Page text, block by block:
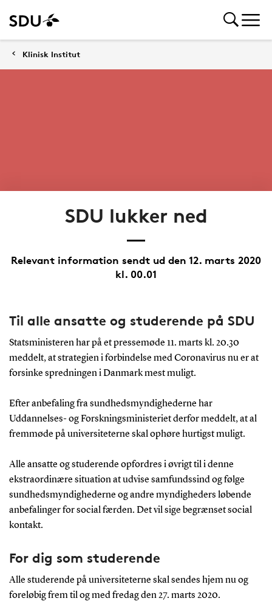
Klinisk Institut
SDU lukker ned
Relevant information sendt ud den 12. marts 2020
kl. 00.01
Til alle ansatte og studerende på SDU
Statsministeren har på et pressemøde 11. marts kl. 20.30
meddelt, at strategien i forbindelse med Coronavirus nu er at
forsinke spredningen i Danmark mest muligt.
Efter anbefaling fra sundhedsmyndighederne har
Uddannelses- og Forskningsministeriet derfor meddelt, at al
fremmøde på universiteterne skal ophøre hurtigst muligt.
Alle ansatte og studerende opfordres i øvrigt til i denne
ekstraordinære situation at udvise samfundssind og følge
sundhedsmyndighederne og andre myndigheders løbende
anbefalinger for social færden. Det vil sige begrænset social
kontakt.
For dig som studerende
Alle studerende på universiteterne skal sendes hjem nu og
foreløbig frem til og med fredag den 27. marts 2020.